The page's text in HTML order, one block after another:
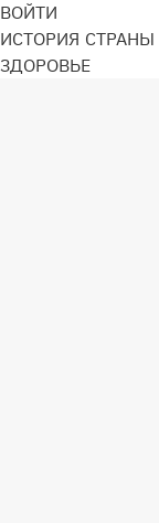
ВОЙТИ
ИСТОРИЯ СТРАНЫ
ЗДОРОВЬЕ